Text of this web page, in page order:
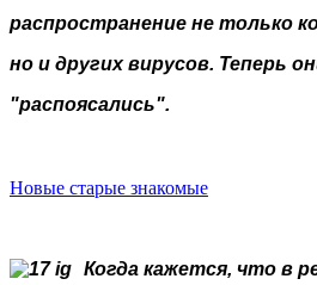
распространение не только
но и других вирусов. Теперь
"распоясались".
Новые старые знакомые
Когда кажется, что в